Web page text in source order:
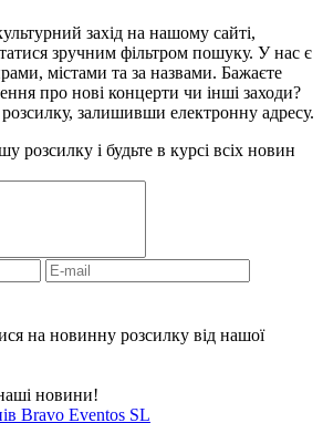
захід на нашому сайті,
зручним фільтром пошуку. У нас є
містами та за назвами. Бажаєте
про нові концерти чи інші заходи?
залишивши електронну адресу.
розсилку і будьте в курсі всіх новин
на новинну розсилку від нашої
новини!